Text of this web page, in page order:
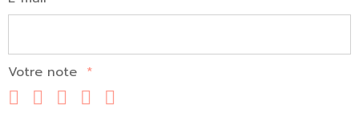
Votre note *